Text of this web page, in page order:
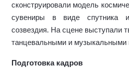
сконструировали модель
сувениры в виде спутника
созвездия. На сцене выступали
танцевальными и музыкальными
Подготовка кадров